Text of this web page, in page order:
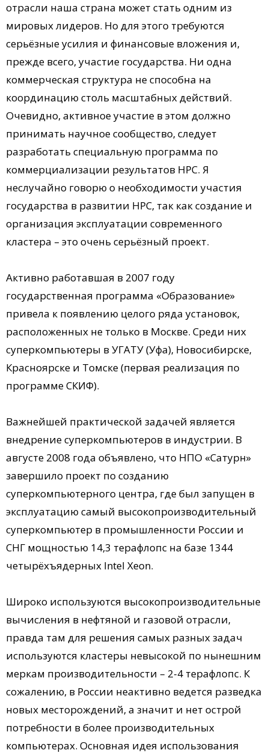
отрасли наша страна может стать одним из
мировых лидеров. Но для этого требуются
серьёзные усилия и финансовые вложения и,
прежде всего, участие государства. Ни одна
коммерческая структура не способна на
координацию столь масштабных действий.
Очевидно, активное участие в этом должно
принимать научное сообщество, следует
разработать специальную программа по
коммерциализации результатов НРС. Я
неслучайно говорю о необходимости участия
государства в развитии НРС, так как создание и
организация эксплуатации современного
кластера – это очень серьёзный проект.
Активно работавшая в 2007 году
государственная программа «Образование»
привела к появлению целого ряда установок,
расположенных не только в Москве. Среди них
суперкомпьютеры в УГАТУ (Уфа), Новосибирске,
Красноярске и Томске (первая реализация по
программе СКИФ).
Важнейшей практической задачей является
внедрение суперкомпьютеров в индустрии. В
августе 2008 года объявлено, что НПО «Сатурн»
завершило проект по созданию
суперкомпьютерного центра, где был запущен в
эксплуатацию самый высокопроизводительный
суперкомпьютер в промышленности России и
СНГ мощностью 14,3 терафлопс на базе 1344
четырёхъядерных Intel Xeon.
Широко используются высокопроизводительные
вычисления в нефтяной и газовой отрасли,
правда там для решения самых разных задач
используются кластеры невысокой по нынешним
меркам производительности – 2-4 терафлопс. К
сожалению, в России неактивно ведется разведка
новых месторождений, а значит и нет острой
потребности в более производительных
компьютерах. Основная идея использования